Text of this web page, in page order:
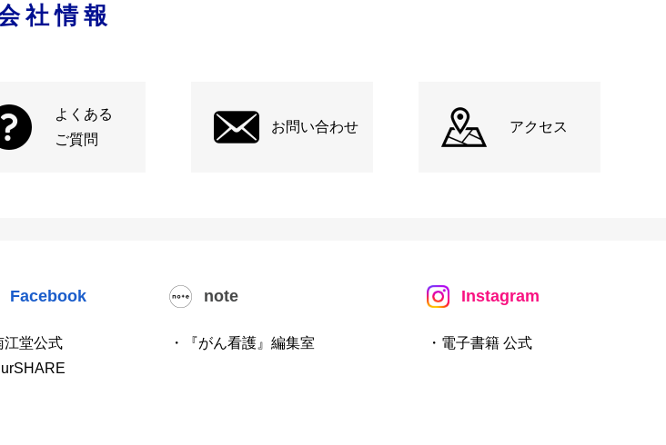
社情報
よくある
ご質問
お問い合わせ アクセス
Facebook
江堂公式
note
・『がん看護』編集室
Instagram
・電子書籍 公式